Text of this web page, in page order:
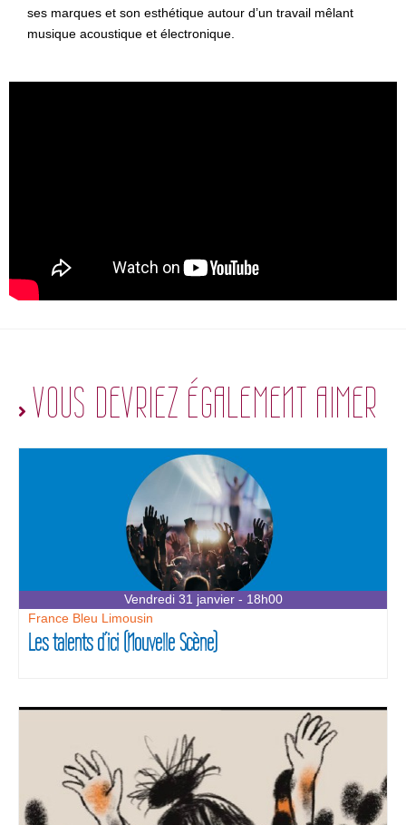
ses marques et son esthétique autour d’un travail mêlant
musique acoustique et électronique.
VOUS DEVRIEZ ÉGALEMENT AIMER
Vendredi 31 janvier - 18h00
France Bleu Limousin
Les talents d’ici (Nouvelle Scène)